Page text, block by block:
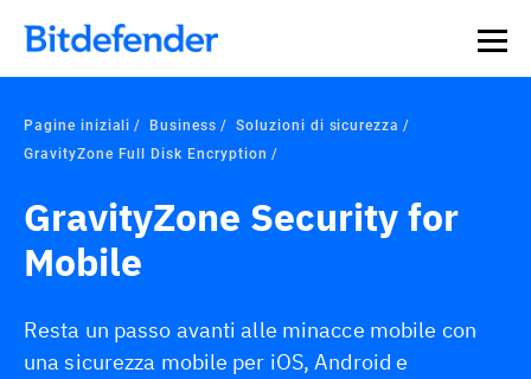
Pagine iniziali Business
Soluzioni di sicurezza
GravityZone Full Disk Encryption
GravityZone Security for
Mobile
Resta un passo avanti alle minacce mobile con
una sicurezza mobile per iOS, Android e